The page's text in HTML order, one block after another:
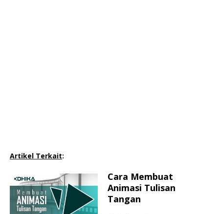
Artikel Terkait:
Cara Membuat
Animasi Tulisan
Tangan